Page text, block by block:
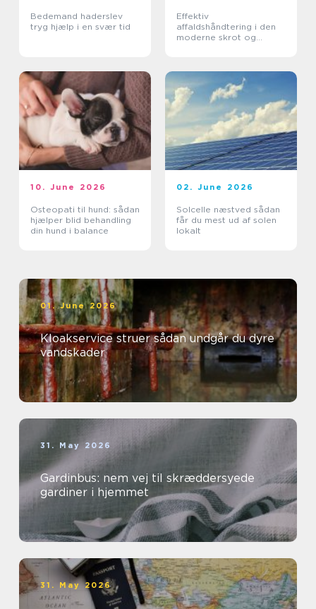
Bedemand haderslev
tryg hjælp i en svær tid
Effektiv
affaldshåndtering i den
moderne skrot og
10. June 2026
Osteopati til hund: sådan
hjælper blid behandling
din hund i balance
02. June 2026
Solcelle næstved sådan
får du mest ud af solen
lokalt
01. June 2026
Kloakservice struer sådan undgår du dyre
vandskader
31. May 2026
Gardinbus: nem vej til skræddersyede
gardiner i hjemmet
31. May 2026